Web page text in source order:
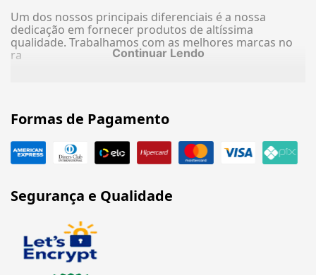
Um dos nossos principais diferenciais é a nossa
dedicação em fornecer produtos de altíssima
qualidade. Trabalhamos com as melhores marcas no
ra
Continuar Lendo
Formas de Pagamento
Segurança e Qualidade